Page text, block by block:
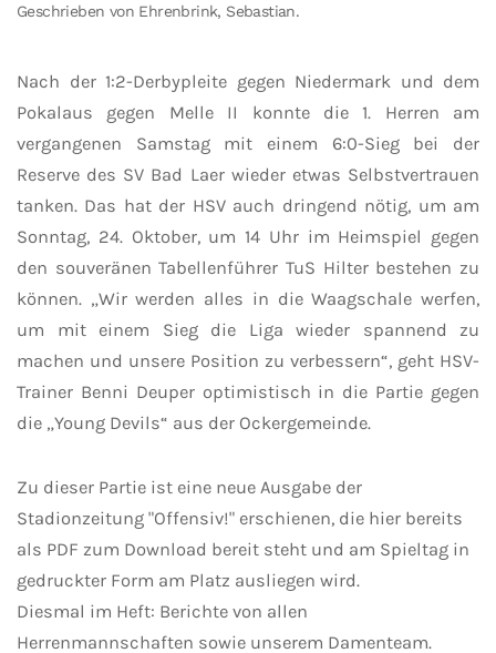
Geschrieben von Ehrenbrink, Sebastian.
Nach der 1:2-Derbypleite gegen Niedermark und dem
Pokalaus gegen Melle II konnte die 1. Herren am
vergangenen Samstag mit einem 6:0-Sieg bei der
Reserve des SV Bad Laer wieder etwas Selbstvertrauen
tanken. Das hat der HSV auch dringend nötig, um am
Sonntag, 24. Oktober, um 14 Uhr im Heimspiel gegen
den souveränen Tabellenführer TuS Hilter bestehen zu
können. „Wir werden alles in die Waagschale werfen,
um mit einem Sieg die Liga wieder spannend zu
machen und unsere Position zu verbessern“, geht HSV-
Trainer Benni Deuper optimistisch in die Partie gegen
die „Young Devils“ aus der Ockergemeinde.
Zu dieser Partie ist eine neue Ausgabe der
Stadionzeitung "Offensiv!" erschienen, die hier bereits
als PDF zum Download bereit steht und am Spieltag in
gedruckter Form am Platz ausliegen wird.
Diesmal im Heft: Berichte von allen
Herrenmannschaften sowie unserem Damenteam.